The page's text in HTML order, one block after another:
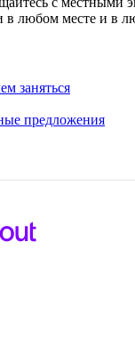
в любом месте и в
заняться
предложения